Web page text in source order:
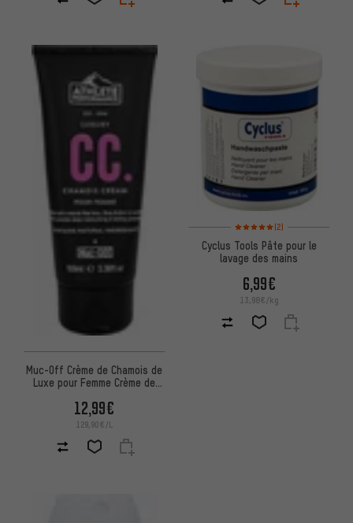
Muc-Off Crème de Chamois de
Luxe pour Femme Crème de
12,99€
129,90€/L
Note moyenne : 5 sur 5
(2)
Cyclus Tools Pâte pour le
lavage des mains
6,99€
13,98€/kg